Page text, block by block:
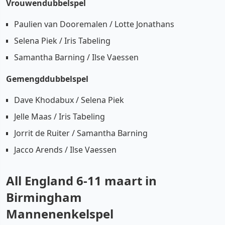
Vrouwendubbelspel
Paulien van Dooremalen / Lotte Jonathans
Selena Piek / Iris Tabeling
Samantha Barning / Ilse Vaessen
Gemengddubbelspel
Dave Khodabux / Selena Piek
Jelle Maas / Iris Tabeling
Jorrit de Ruiter / Samantha Barning
Jacco Arends / Ilse Vaessen
All England 6-11 maart in
Birmingham
Mannenenkelspel